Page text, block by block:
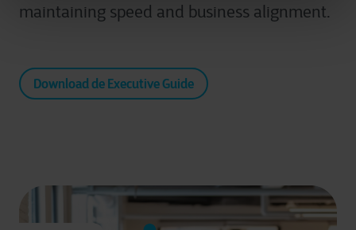
maintaining speed and business alignment.
Download de Executive Guide